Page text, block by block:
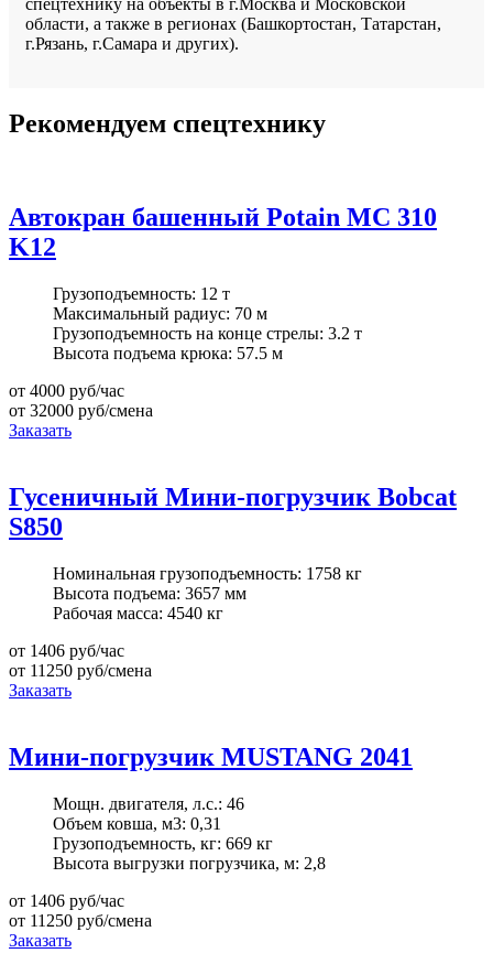
области, а также в регионах (Башкортостан, Татарстан,
г.Рязань, г.Самара и других).
Рекомендуем спецтехнику
Автокран башенный Potain MC 310
K12
Грузоподъемность: 12 т
Максимальный радиус: 70 м
Грузоподъемность на конце стрелы: 3.2 т
Высота подъема крюка: 57.5 м
от 4000 руб/час
от 32000 руб/смена
Заказать
Гусеничный Мини-погрузчик Bobcat
S850
Номинальная грузоподъемность: 1758 кг
Высота подъема: 3657 мм
Рабочая масса: 4540 кг
от 1406 руб/час
от 11250 руб/смена
Заказать
Мини-погрузчик MUSTANG 2041
Мощн. двигателя, л.с.: 46
Объем ковша, м3: 0,31
Грузоподъемность, кг: 669 кг
Высота выгрузки погрузчика, м: 2,8
от 1406 руб/час
от 11250 руб/смена
Заказать